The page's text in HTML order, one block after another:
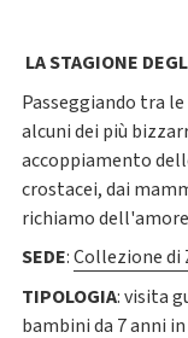
LA STAGIONE
Passeggiando tra
alcuni dei più
accoppiamento
crostacei, dai
richiamo
SEDE:Collezione di
TIPOLOGIA:visita
bambini da 7 anni in